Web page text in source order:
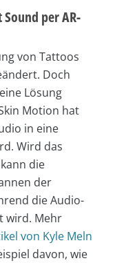
per AR-
von Tattoos
Doch
Lösung
Motion hat
in eine
Wird das
die
der
die Audio-
wird. Mehr
von Kyle Meln
davon, wie